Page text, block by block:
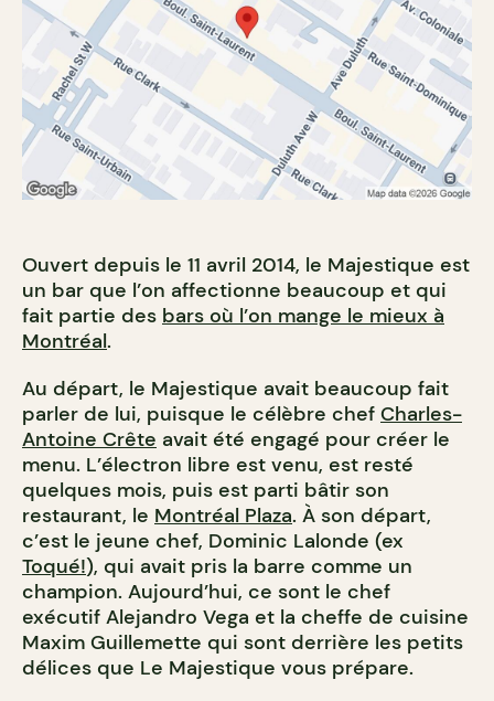
Ouvert depuis le 11 avril 2014, le Majestique est
un bar que l’on affectionne beaucoup et qui
fait partie des bars où l’on mange le mieux à
Montréal.
Au départ, le Majestique avait beaucoup fait
parler de lui, puisque le célèbre chef Charles-
Antoine Crête avait été engagé pour créer le
menu. L’électron libre est venu, est resté
quelques mois, puis est parti bâtir son
restaurant, le Montréal Plaza. À son départ,
c’est le jeune chef, Dominic Lalonde (ex
Toqué!), qui avait pris la barre comme un
champion. Aujourd’hui, ce sont le chef
exécutif Alejandro Vega et la cheffe de cuisine
Maxim Guillemette qui sont derrière les petits
délices que Le Majestique vous prépare.